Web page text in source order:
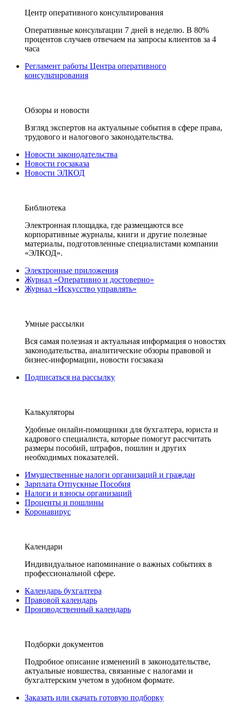
Центр оперативного консультирования
Оперативные консультации 7 дней в неделю. В 80%
процентов случаев отвечаем на запросы клиентов за 4
часа
Регламент работы Центра оперативного
консультирования
Обзоры и новости
Взгляд экспертов на актуальные события в сфере права,
трудового и налогового законодательства.
Новости законодательства
Новости госзаказа
Новости ЭЛКОД
Библиотека
Электронная площадка, где размещаются все
корпоративные журналы, книги и другие полезные
материалы, подготовленные специалистами компании
«ЭЛКОД».
Электронные приложения
Журнал «Оперативно и достоверно»
Журнал «Искусство управлять»
Умные рассылки
Вся самая полезная и актуальная информация о новостях
законодательства, аналитические обзоры правовой и
бизнес-информации, новости госзаказа
Подписаться на рассылку
Калькуляторы
Удобные онлайн-помощники для бухгалтера, юриста и
кадрового специалиста, которые помогут рассчитать
размеры пособий, штрафов, пошлин и других
необходимых показателей.
Имущественные налоги организаций и граждан
Зарплата Отпускные Пособия
Налоги и взносы организаций
Проценты и пошлины
Коронавирус
Календари
Индивидуальное напоминание о важных событиях в
профессиональной сфере.
Календарь бухгалтера
Правовой календарь
Производственный календарь
Подборки документов
Подробное описание изменений в законодательстве,
актуальные новшества, связанные с налогами и
бухгалтерским учетом в удобном формате.
Заказать или скачать готовую подборку